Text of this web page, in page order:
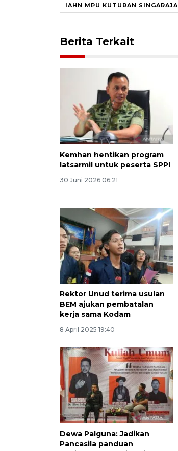
IAHN MPU KUTURAN SINGARAJA
Berita Terkait
Kemhan hentikan program
latsarmil untuk peserta SPPI
30 Juni 2026 06:21
Rektor Unud terima usulan
BEM ajukan pembatalan
kerja sama Kodam
8 April 2025 19:40
Dewa Palguna: Jadikan
Pancasila panduan